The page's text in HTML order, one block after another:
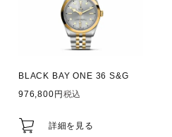
BLACK BAY ONE 36 S&G
976,800
税込
詳細を見る